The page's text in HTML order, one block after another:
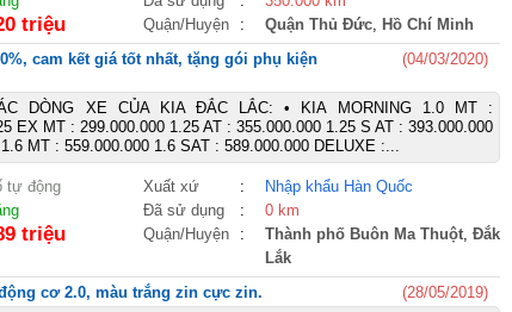
triệu Quận/Huyện : Quận Thủ Đức, Hồ Chí Minh
cam kết giá tốt nhất, tặng gói phụ kiện
(04/03/2020)
DÒNG XE CỦA KIA ĐẮC LẮC: • KIA MORNING 1.0 MT :
EX MT : 299.000.000 1.25 AT : 355.000.000 1.25 S AT : 393.000.000
MT : 559.000.000 1.6 SAT : 589.000.000 DELUXE :...
tự động Xuất xứ :
Nhập khẩu Hàn Quốc
Đã sử dụng :
0 km
triệu Quận/Huyện : Thành phố Buôn Ma Thuột, Đắk
Lắk
cơ 2.0, màu trắng zin cực zin.
(28/05/2019)